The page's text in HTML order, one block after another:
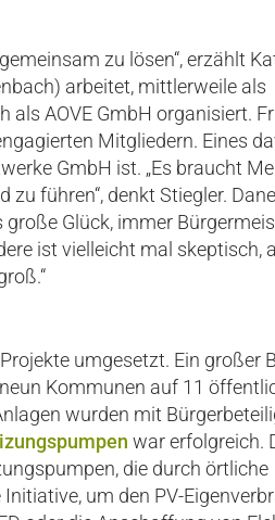
zu lösen“, erzählt
arbeitet, mittlerweile als
AOVE GmbH organisiert.
Mitgliedern. Eines
GmbH ist. „Es braucht
führen“, denkt Stiegler.
Glück, immer
ist vielleicht mal skeptisch,
umgesetzt. Ein großer
Kommunen auf 11
wurden mit
war erfolgreich.
die durch örtliche
um den PV-